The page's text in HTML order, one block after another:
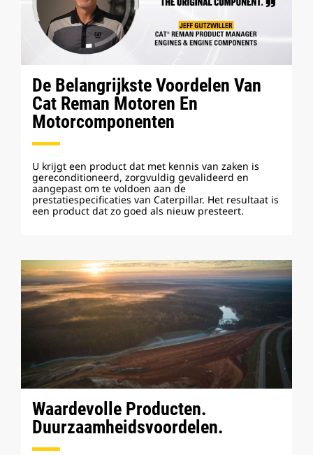
De Belangrijkste Voordelen Van
Cat Reman Motoren En
Motorcomponenten
U krijgt een product dat met kennis van zaken is
gereconditioneerd, zorgvuldig gevalideerd en
aangepast om te voldoen aan de
prestatiespecificaties van Caterpillar. Het resultaat is
een product dat zo goed als nieuw presteert.
Waardevolle Producten.
Duurzaamheidsvoordelen.